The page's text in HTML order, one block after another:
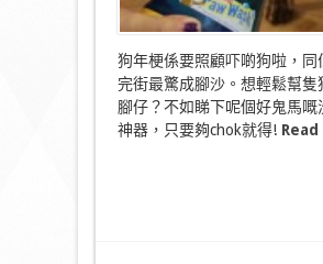
狗年梗係要照顧吓啲狗啦，同
完街最驚成腳沙。想輕鬆幫隻
腳仔？不如睇下呢個好鬼馬嘅
神器，只要夠chok就得!